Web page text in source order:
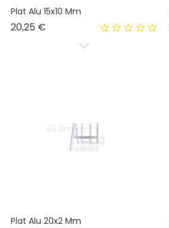
Plat Alu 15x10 Mm
20,25 €
Plat Alu 20x2 Mm